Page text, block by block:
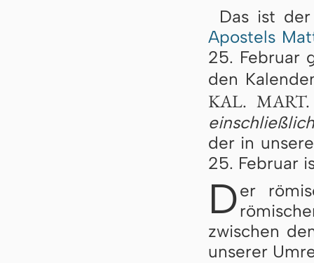
Das ist
Apostels
25. Februar
den
KAL. MART.
der in
25. Februar
Der
zwischen
unserer